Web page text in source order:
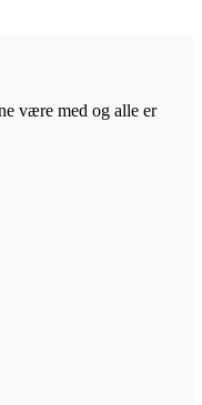
være med og alle er